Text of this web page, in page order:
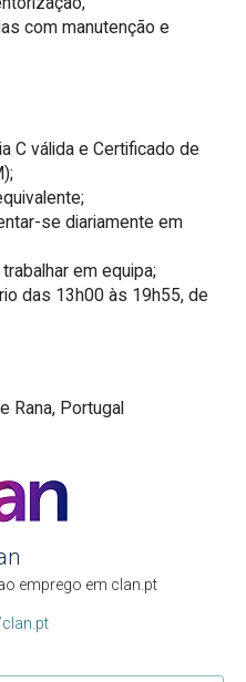
com manutenção e
C válida e Certificado de
se diariamente em
em equipa;
das 13h00 às 19h55, de
Rana, Portugal
emprego em clan.pt